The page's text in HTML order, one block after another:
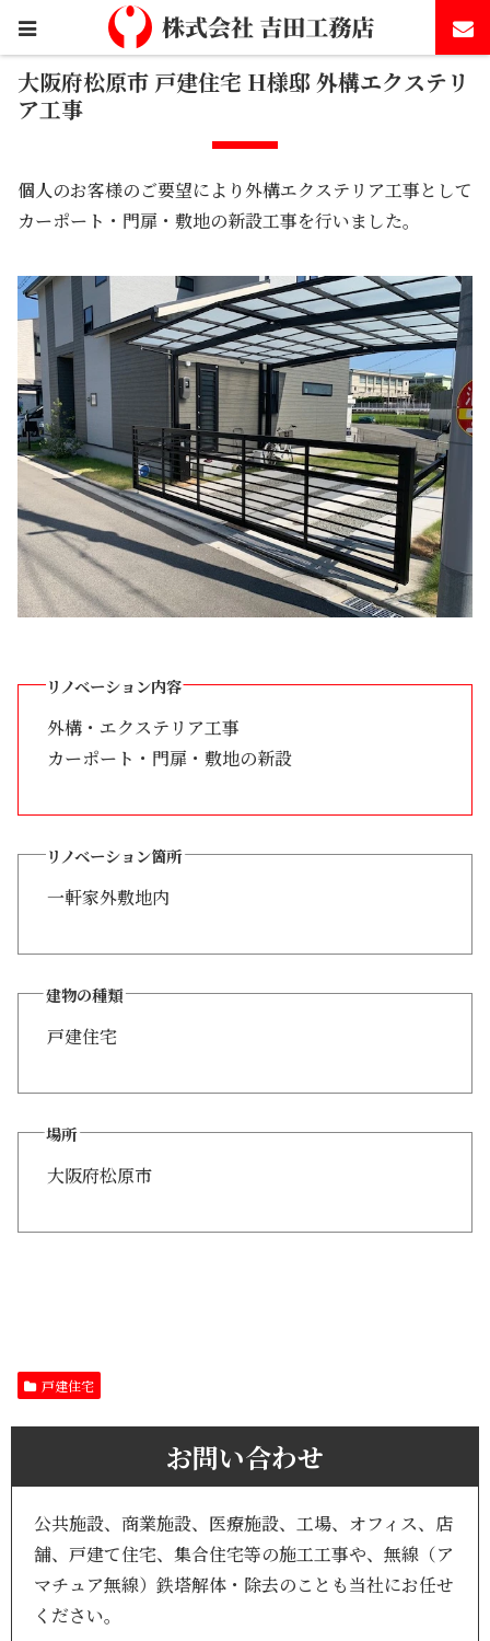
ホーム 施工事例
大阪府松原市 戸建住宅 H様邸 外構エ
クステリア工事
大阪府松原市 戸建住宅 H様邸 外構エクステリ
ア工事
個人のお客様のご要望により外構エクステリア工事として
カーポート・門扉・敷地の新設工事を行いました。
リノベーション内容
外構・エクステリア工事
カーポート・門扉・敷地の新設
リノベーション箇所
一軒家外敷地内
建物の種類
戸建住宅
場所
大阪府松原市
戸建住宅
お問い合わせ
公共施設、商業施設、医療施設、工場、オフィス、店
舗、戸建て住宅、集合住宅等の施工工事や、無線（ア
マチュア無線）鉄塔解体・除去のことも当社にお任せ
ください。